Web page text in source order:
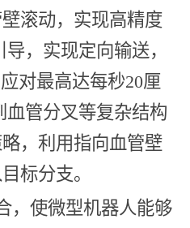
滚动，实现高精度
，实现定向输送，
对最高达每秒20厘
血管分叉等复杂结构
，利用指向血管壁
标分支。
，使微型机器人能够